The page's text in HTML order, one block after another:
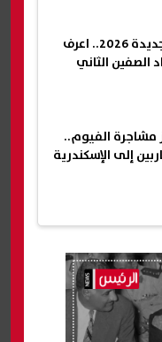
مناهج البكالوريا الجديدة 2026.. اعرف
الصفين الثاني
مشاجرة الفيوم..
إلى الإسكندرية